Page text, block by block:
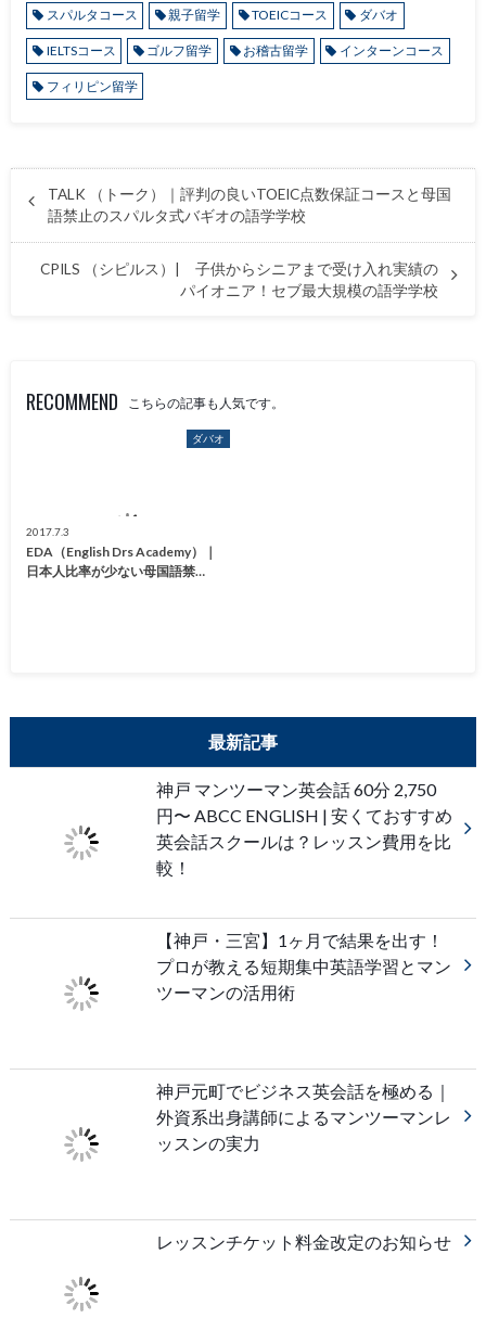
スパルタコース 親子留学 TOEICコース ダバオ
IELTSコース ゴルフ留学 お稽古留学 インターンコース
フィリピン留学
TALK （トーク）｜評判の良いTOEIC点数保証コースと母国
語禁止のスパルタ式バギオの語学学校
CPILS （シピルス）| 子供からシニアまで受け入れ実績の
パイオニア！セブ最大規模の語学学校
RECOMMEND こちらの記事も人気です。
ダバオ
2017.7.3
EDA（English Drs Academy）｜
日本人比率が少ない母国語禁…
最新記事
神戸 マンツーマン英会話 60分 2,750
円〜 ABCC ENGLISH | 安くておすすめ
英会話スクールは？レッスン費用を比
較！
【神戸・三宮】1ヶ月で結果を出す！
プロが教える短期集中英語学習とマン
ツーマンの活用術
神戸元町でビジネス英会話を極める｜
外資系出身講師によるマンツーマンレ
ッスンの実力
レッスンチケット料金改定のお知らせ